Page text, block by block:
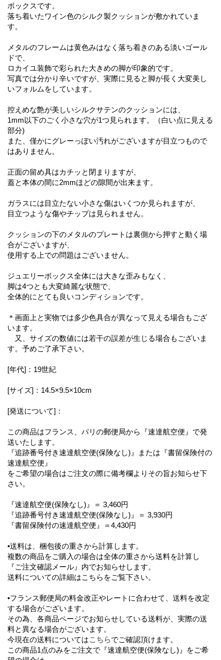
ボックスです。
落ち着いたワイン色のシルク製クッションが敷かれていま
す。
メタルのフレームは黄色みはなく落ち着きのある淡いゴール
ドで、
ロカイユ装飾で彩られた大きめの脚が印象的です。
写真では分かり辛いですが、実際に見ると脚が長く大変美し
いフォルムをしています。
控えめな艶が美しいシルクサテンのクッションには、
1mm以下のごく小さな穴が1つ見られます。（白い点に見える
部分)
また、僅かにグレーっぽい汚れがございますが目立つもので
はありません。
正面の留め具はカチッと閉まりますが、
蓋と本体の間に2mmほどの隙間が出来ます。
ガラスには目立たない小さな傷はいくつか見られますが、
目立つような傷やチップは見られません。
クッションの下のメタルのプレートは裏側から押すと動く場
合がございますが、
使用する上での問題はございません。
ジュエリーボックス全体には大きな歪みもなく、
脚は4つとも大変綺麗な状態で、
全体的にとても良いコンディションです。
＊画面上と実物では多少色具合が異なって見える場合もござ
います。
又、サイズの数値には若干の誤差が生じる場合もございま
す。予めご了承下さい。
[年代]：19世紀
[サイズ]：14.5×9.5×10cm
[発送について]：
この商品はフランス、パリの郵便局から『速達航空便』で発
送いたします。
『追跡番号付き速達航空便(保険なし)』または『書留保険付の
速達航空便』
をご希望の場合はご注文の際に備考欄よりその旨お知らせ下
さい。
『速達航空便(保険なし)』＝ 3,460円
『追跡番号付き速達航空便(保険なし)』＝ 3,930円
『書留保険付の速達航空便』＝4,430円
•送料は、梱包後の重さから計算します。
複数の商品をご購入の場合は全体の重さから送料を計算し
『ご注文確認メール』内でお知らせします。
送料についての詳細はこちらをご覧下さい。
•フランス郵便局の料金改正やレートに合わせて、送料を改定
する場合がございます。
その為、各商品ページでお知らせしている送料が、実際の送
料と異なる場合がございます。
今現在の送料についてはこちらでご確認頂けます。
この商品1点のみをご注文で『速達航空便(保険なし)』をご希